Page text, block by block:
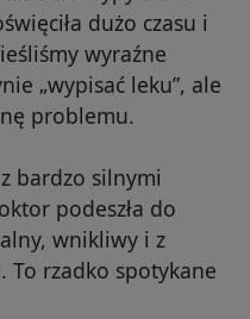
dużo czasu i
wyraźne
„wypisać leku”, ale
problemu.
bardzo silnymi
podeszła do
wnikliwy i z
rzadko spotykane